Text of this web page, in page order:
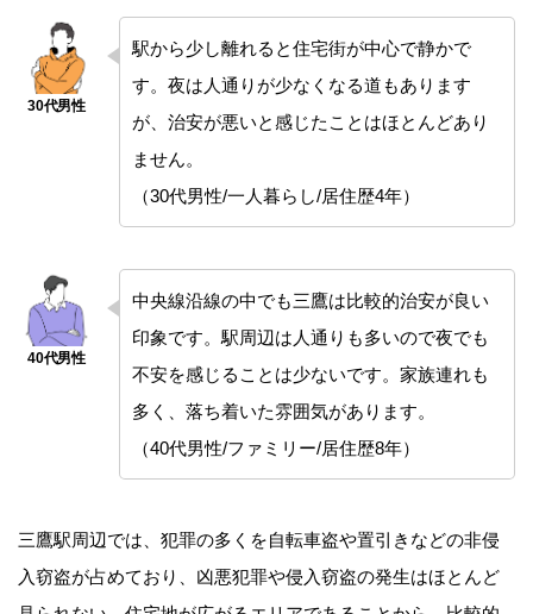
駅から少し離れると住宅街が中心で静かで
す。夜は人通りが少なくなる道もあります
が、治安が悪いと感じたことはほとんどあり
ません。
（30代男性/一人暮らし/居住歴4年）
中央線沿線の中でも三鷹は比較的治安が良い
印象です。駅周辺は人通りも多いので夜でも
不安を感じることは少ないです。家族連れも
多く、落ち着いた雰囲気があります。
（40代男性/ファミリー/居住歴8年）
三鷹駅周辺では、犯罪の多くを自転車盗や置引きなどの非侵
入窃盗が占めており、凶悪犯罪や侵入窃盗の発生はほとんど